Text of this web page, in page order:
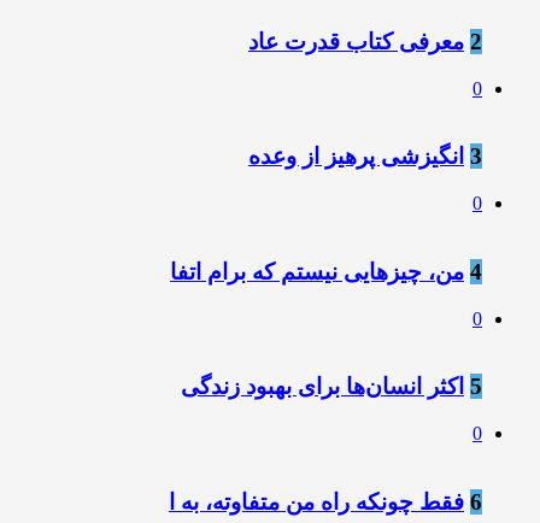
2 معرفی کتاب قدرت عاد
0
3 انگیزشی پرهیز از وعده
0
4 من، چیزهایی نیستم که برام اتفا
0
5 اکثر انسان‌ها برای بهبود زندگی
0
6 فقط چونکه راه من متفاوته، به ا